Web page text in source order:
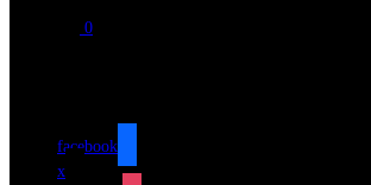
0
facebook
x